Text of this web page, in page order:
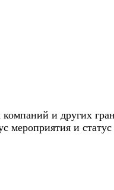
и других
и статус